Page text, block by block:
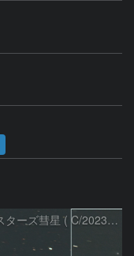
パンスターズ彗星 ( C/2023R1 )：2026/07/09